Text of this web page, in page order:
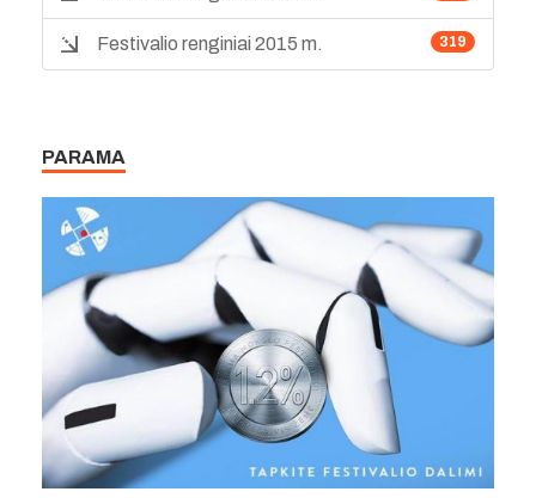
319
Festivalio renginiai 2015 m.
PARAMA